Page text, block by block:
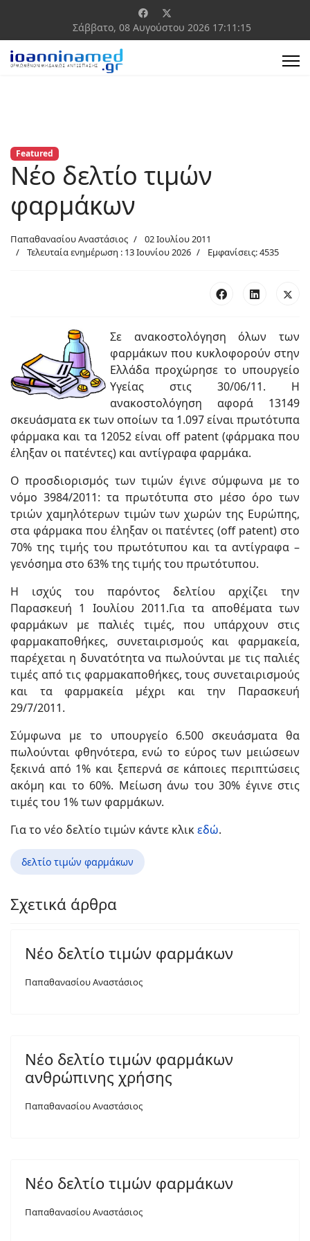
Σάββατο, 08 Αυγούστου 2026 17:11:15
Featured
Νέο δελτίο τιμών
φαρμάκων
Παπαθανασίου Αναστάσιος
02 Ιουλίου 2011
Τελευταία ενημέρωση : 13 Ιουνίου 2026
Εμφανίσεις: 4535
Σε ανακοστολόγηση όλων των
φαρμάκων που κυκλοφορούν στην
Ελλάδα προχώρησε το υπουργείο
Υγείας στις 30/06/11. Η
ανακοστολόγηση αφορά 13149
σκευάσματα εκ των οποίων τα 1.097 είναι πρωτότυπα
φάρμακα και τα 12052 είναι off patent (φάρμακα που
έληξαν οι πατέντες) και αντίγραφα φαρμάκα.
Ο προσδιορισμός των τιμών έγινε σύμφωνα με το
νόμο 3984/2011: τα πρωτότυπα στο μέσο όρο των
τριών χαμηλότερων τιμών των χωρών της Ευρώπης,
στα φάρμακα που έληξαν οι πατέντες (off patent) στο
70% της τιμής του πρωτότυπου και τα αντίγραφα –
γενόσημα στο 63% της τιμής του πρωτότυπου.
Η ισχύς του παρόντος δελτίου αρχίζει την
Παρασκευή 1 Ιουλίου 2011.Για τα αποθέματα των
φαρμάκων με παλιές τιμές, που υπάρχουν στις
φαρμακαποθήκες, συνεταιρισμούς και φαρμακεία,
παρέχεται η δυνατότητα να πωλούνται με τις παλιές
τιμές από τις φαρμακαποθήκες, τους συνεταιρισμούς
και τα φαρμακεία μέχρι και την Παρασκευή
29/7/2011.
Σύμφωνα με το υπουργείο 6.500 σκευάσματα θα
πωλούνται φθηνότερα, ενώ το εύρος των μειώσεων
ξεκινά από 1% και ξεπερνά σε κάποιες περιπτώσεις
ακόμη και το 60%. Μείωση άνω του 30% έγινε στις
τιμές του 1% των φαρμάκων.
Για το νέο δελτίο τιμών κάντε κλικεδώ.
δελτίο τιμών φαρμάκων
Σχετικά άρθρα
Νέο δελτίο τιμών φαρμάκων
Παπαθανασίου Αναστάσιος
Νέο δελτίο τιμών φαρμάκων
ανθρώπινης χρήσης
Παπαθανασίου Αναστάσιος
Νέο δελτίο τιμών φαρμάκων
Παπαθανασίου Αναστάσιος